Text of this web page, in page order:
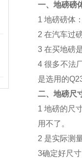
一、地磅磅
1 地磅磅体
2 在汽车过
3 在买地磅
4很多不法
是选用的
二、地磅尺
1地磅的尺
用不了。
2 是实际测
3确定好尺